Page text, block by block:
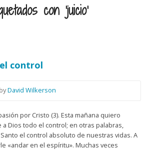
con ‘juicio’
control
byDavid Wilkerson
por Cristo (3). Esta mañana quiero
Dios todo el control; en otras palabras,
el control absoluto de nuestras vidas. A
«andar en el espíritu». Muchas veces